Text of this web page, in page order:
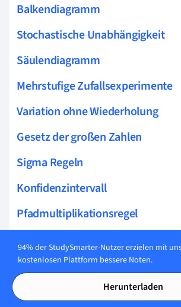
Balkendiagramm
Stochastische Unabhängigkeit
Säulendiagramm
Mehrstufige Zufallsexperimente
Variation ohne Wiederholung
Gesetz der großen Zahlen
Sigma Regeln
Konfidenzintervall
Pfadmultiplikationsregel
Totale Wahrscheinlichkeit
Summenregel Wahrscheinlichkeit
94% der StudySmarter-Nutzer erzielen mit
kostenlosen Plattform bessere Noten.
Herunterladen